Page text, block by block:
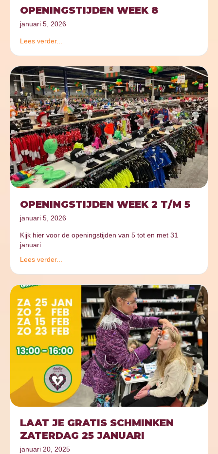
OPENINGSTIJDEN WEEK 8
januari 5, 2026
Lees verder...
OPENINGSTIJDEN WEEK 2 T/M 5
januari 5, 2026
Kijk hier voor de openingstijden van 5 tot en met 31
januari.
Lees verder...
LAAT JE GRATIS SCHMINKEN
ZATERDAG 25 JANUARI
januari 20, 2025